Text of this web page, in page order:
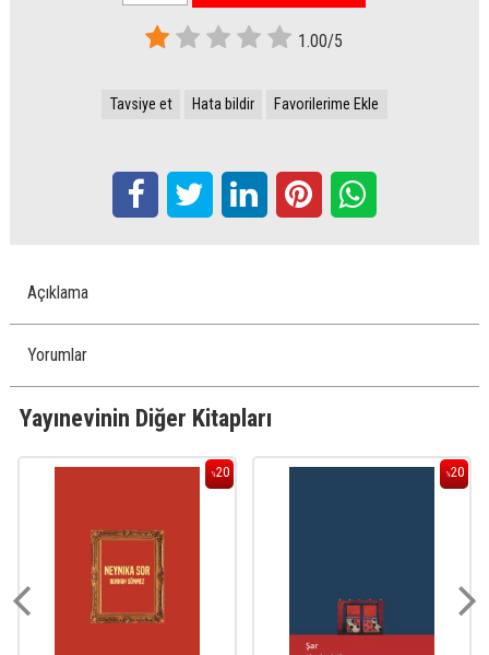
1.00/5
Tavsiye et Hata bildir Favorilerime Ekle
Açıklama
Yorumlar
Yayınevinin Diğer Kitapları
%20 %20